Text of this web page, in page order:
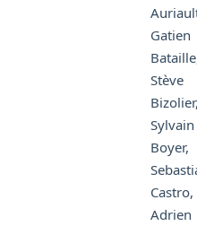
Gatien
Stève
Sylvain
Boyer,
Castro,
Adrien